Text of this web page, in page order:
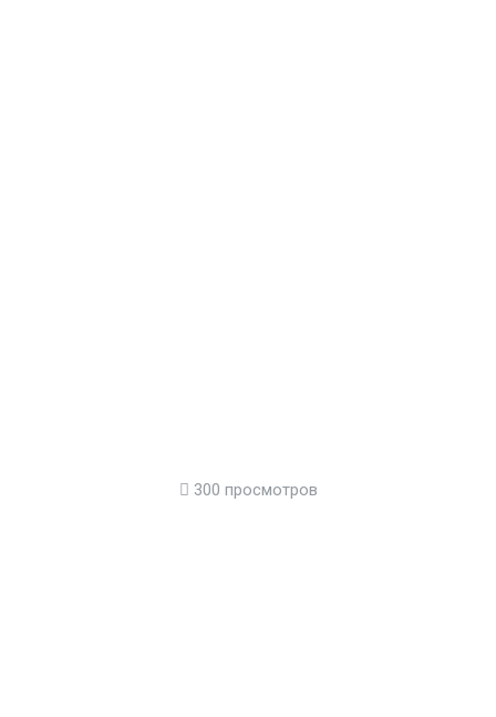
300 просмотров